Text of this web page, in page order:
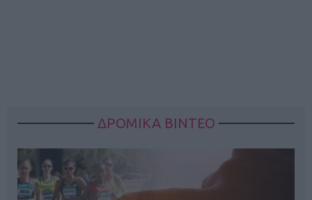
ΔΡΟΜΙΚΑ ΒΙΝΤΕΟ